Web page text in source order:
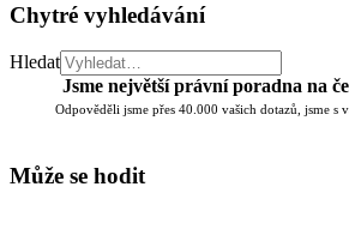
Chytré vyhledávání
Hledat
Jsme největší právní poradna na
Odpověděli jsme přes 40.000 vašich dotazů, jsme s
Může se hodit